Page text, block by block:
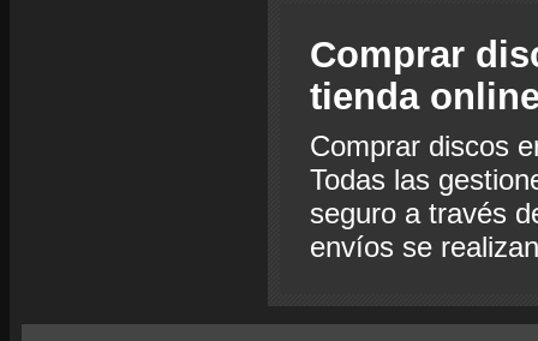
Comprar
tienda
Comprar discos
Todas las
seguro a través
envíos se